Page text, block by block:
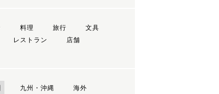
料理 旅行
文具
レストラン
店舗
九州・沖縄 海外